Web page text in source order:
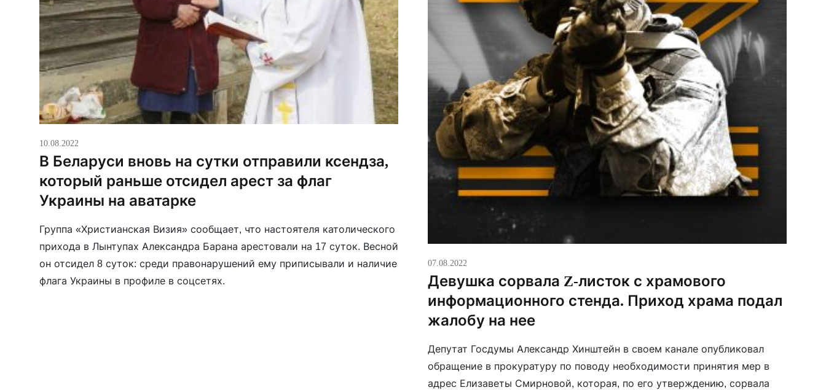
10.08.2022
В Беларуси вновь на сутки отправили ксендза,
который раньше отсидел арест за флаг
Украины на аватарке
Группа «Христианская Визия» сообщает, что настоятеля католического
прихода в Лынтупах Александра Барана арестовали на 17 суток. Весной
он отсидел 8 суток: среди правонарушений ему приписывали и наличие
флага Украины в профиле в соцсетях.
07.08.2022
Девушка сорвала Z-листок с храмового
информационного стенда. Приход храма подал
жалобу на нее
Депутат Госдумы Александр Хинштейн в своем канале опубликовал
обращение в прокуратуру по поводу необходимости принятия мер в
адрес Елизаветы Смирновой, которая, по его утверждению, сорвала